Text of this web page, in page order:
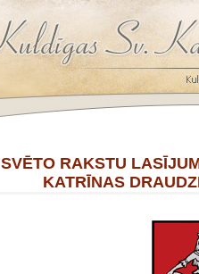
SVĒTO RAKSTU
KATRĪNAS